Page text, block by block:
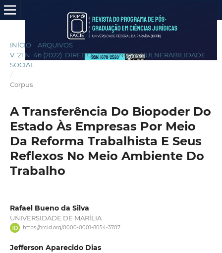
INÍCIO ARQUIVOS
V. 21 N. 46 (2022): DIREITOS HUMANOS E VULNERABILIDADE
SOCIAL
/
Corpus
A Transferência Do Biopoder Do
Estado Às Empresas Por Meio
Da Reforma Trabalhista E Seus
Reflexos No Meio Ambiente Do
Trabalho
Rafael Bueno da Silva
UNIVERSIDADE DE MARÍLIA
https://orcid.org/0000-0001-8054-3707
Jefferson Aparecido Dias